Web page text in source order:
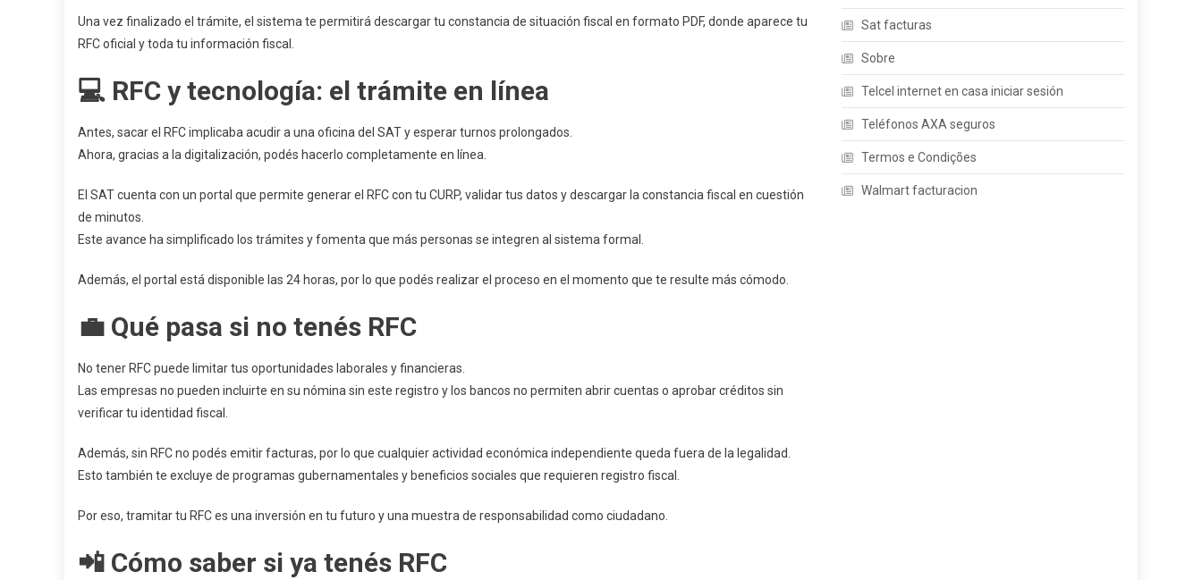
Una vez finalizado el trámite, el sistema te permitirá descargar tu constancia de situación fiscal en formato PDF, donde aparece tu
RFC oficial y toda tu información fiscal.
💻 RFC y tecnología: el trámite en línea
Antes, sacar el RFC implicaba acudir a una oficina del SAT y esperar turnos prolongados.
Ahora, gracias a la digitalización, podés hacerlo completamente en línea.
El SAT cuenta con un portal que permite generar el RFC con tu CURP, validar tus datos y descargar la constancia fiscal en cuestión
de minutos.
Este avance ha simplificado los trámites y fomenta que más personas se integren al sistema formal.
Además, el portal está disponible las 24 horas, por lo que podés realizar el proceso en el momento que te resulte más cómodo.
💼 Qué pasa si no tenés RFC
No tener RFC puede limitar tus oportunidades laborales y financieras.
Las empresas no pueden incluirte en su nómina sin este registro y los bancos no permiten abrir cuentas o aprobar créditos sin
verificar tu identidad fiscal.
Además, sin RFC no podés emitir facturas, por lo que cualquier actividad económica independiente queda fuera de la legalidad.
Esto también te excluye de programas gubernamentales y beneficios sociales que requieren registro fiscal.
Por eso, tramitar tu RFC es una inversión en tu futuro y una muestra de responsabilidad como ciudadano.
📲 Cómo saber si ya tenés RFC
Sat facturas
Sobre
Telcel internet en casa iniciar sesión
Teléfonos AXA seguros
Termos e Condições
Walmart facturacion